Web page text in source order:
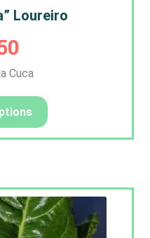
Loureiro
Cuca